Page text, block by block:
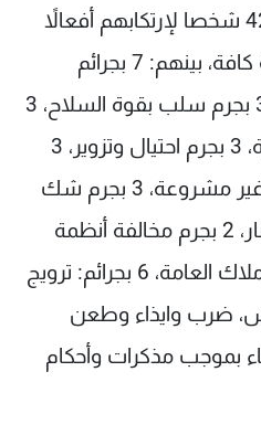
الأمن الداخلي من توقيف 42 شخصا لإرتكابهم أفعالاً
جرمية على الأراضي اللبنانية كافة، بينهم: 7 بجرائم
مخدرات، 4 بجرائم سرقة ، 3 بجرم سلب بقوة السلاح، 3
بجرم عدم حيازة أوراق ثبوتية، 3 بجرم احتيال وتزوير، 3
بجرم دخول خلسة وإقامة غير مشروعة، 3 بجرم شك
دون رصيد، 2 بجرم إطلاق نار، 2 بجرم مخالفة أنظمة
البناء، 2 بجرم تعدي على الأملاك العامة، 6 بجرائم: ترويج
ضرب وايذاء وطعن
بموجب مذكرات وأحكام
معنا
الخصوصية